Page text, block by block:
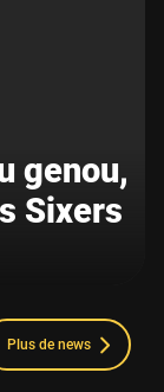
genou,
Sixers
Plus de news